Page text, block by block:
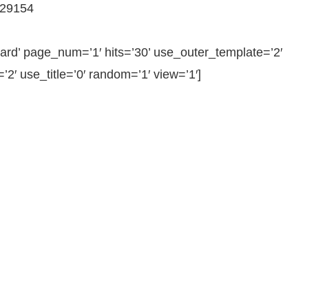
page_num=’1′ hits=’30’ use_outer_template=’2′
use_title=’0′ random=’1′ view=’1′]